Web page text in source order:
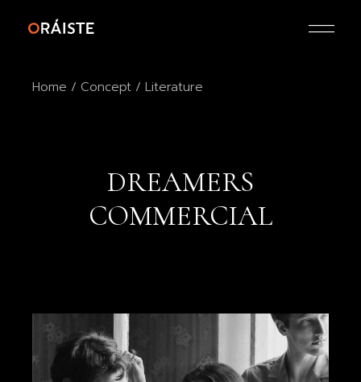
Home Concept Literature
DREAMERS
COMMERCIAL